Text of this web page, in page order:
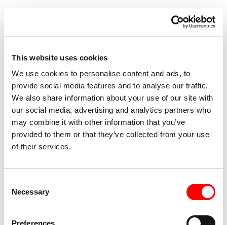
This website uses cookies
We use cookies to personalise content and ads, to
provide social media features and to analyse our traffic.
We also share information about your use of our site with
our social media, advertising and analytics partners who
may combine it with other information that you’ve
provided to them or that they’ve collected from your use
of their services.
Selection
Necessary
Preferences
ONCE UPON A TIME IN GAZA di Tarzan e
fondo di supporto per famiglie di Gaza a Bologna
colletta volontaria organizzata da Bologna per Gaza e
destinata alle persone palestinesi in arrivo, per i
familiari a Gaza, per attività creative, di condivisone e
di cura.
ABBONAMENTI – MODALITÀ DI
spettacoli DANZA
3 o 5 proiezioni CINEMA
dal 30 ottobre al Centro Festival allestito al DAS –